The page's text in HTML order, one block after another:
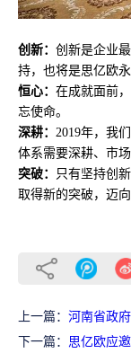
创新： 创新是企业
持，也将是思亿欧永
恒心： 在成就面前
忘使命。
深耕： 2019年，我
体系需要深耕、市
突破：
只有坚持创
取得新的突破，迈
上一篇： 河南省政
下一篇： 思亿欧应